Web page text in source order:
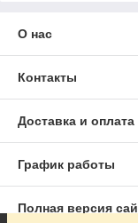
О нас
Контакты
Доставка и оплата
График работы
Полная версия